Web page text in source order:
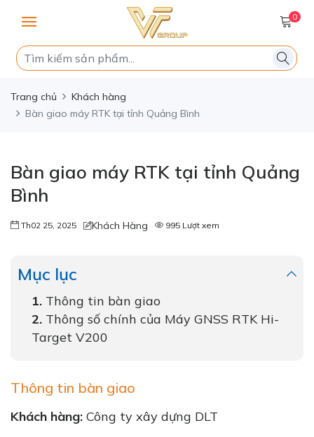
0
Trang chủ
Khách hàng
Bàn giao máy RTK tại tỉnh Quảng Bình
Bàn giao máy RTK tại tỉnh Quảng
Bình
Th02 25, 2025 Khách Hàng 995 Lượt xem
Mục lục
Thông tin bàn giao
Thông số chính của Máy GNSS RTK Hi-
Target V200
Thông tin bàn giao
Khách hàng: Công ty xây dựng DLT